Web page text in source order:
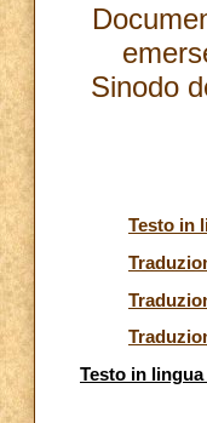
Sinodo
Testo in
Testo in